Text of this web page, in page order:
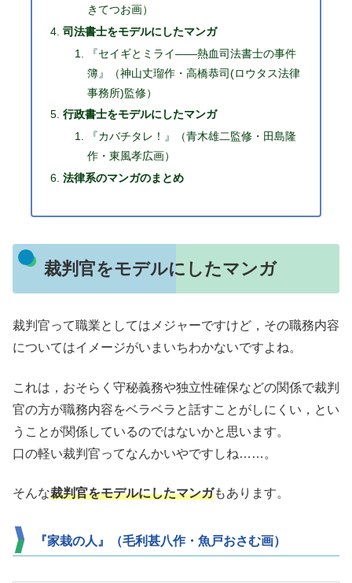
きてつお画）
司法書士をモデルにしたマンガ
『セイギとミライ――熱血司法書士の事件
簿』（神山丈瑠作・高橋恭司(ロウタス法律
事務所)監修）
行政書士をモデルにしたマンガ
『カバチタレ！』（青木雄二監修・田島隆
作・東風孝広画）
法律系のマンガのまとめ
裁判官をモデルにしたマンガ
裁判官って職業としてはメジャーですけど，その職務内容
についてはイメージがいまいちわかないですよね。
これは，おそらく守秘義務や独立性確保などの関係で裁判
官の方が職務内容をベラベラと話すことがしにくい，とい
うことが関係しているのではないかと思います。
口の軽い裁判官ってなんかいやですしね……。
そんな裁判官をモデルにしたマンガもあります。
『家栽の人』（毛利甚八作・魚戸おさむ画）